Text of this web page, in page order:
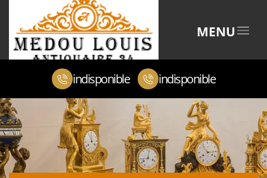
MENU
indisponible indisponible